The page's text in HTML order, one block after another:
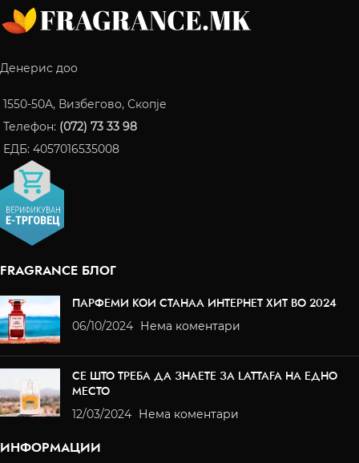
Денерис доо
1550-50A, Визбегово, Скопје
Телефон: (072) 73 33 98
ЕДБ: 4057016535008
FRAGRANCE БЛОГ
ПАРФЕМИ КОИ СТАНАА ИНТЕРНЕТ ХИТ ВО 2024
06/10/2024 Нема коментари
СЕ ШТО ТРЕБА ДА ЗНАЕТЕ ЗА LATTAFA НА ЕДНО
МЕСТО
12/03/2024 Нема коментари
ИНФОРМАЦИИ